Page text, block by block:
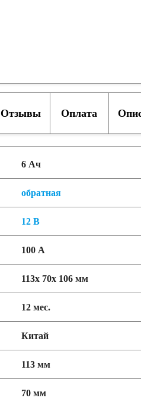
Отзывы Оплата
6 Ач
обратная
12 В
100 А
113x 70x 106 мм
12 мес.
Китай
113 мм
70 мм